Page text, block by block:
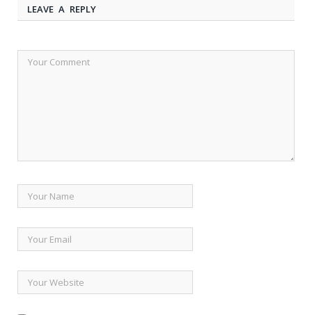
LEAVE A REPLY